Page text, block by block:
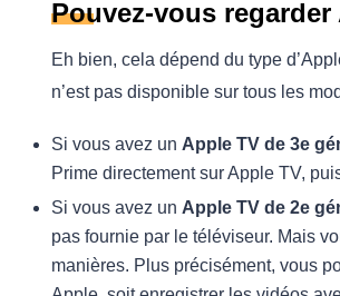
Pouvez-vous
Eh bien, cela dépend du type
n’est pas disponible sur tous les
Si vous avez un Apple TV de 3e
Prime directement sur Apple TV,
Si vous avez un Apple TV de 2e
pas fournie par le téléviseur. Mais
manières. Plus précisément, vous